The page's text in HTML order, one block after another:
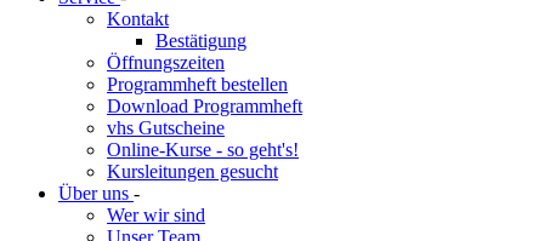
Kontakt
Bestätigung
Öffnungszeiten
Programmheft bestellen
Download Programmheft
vhs Gutscheine
Online-Kurse - so geht's!
Kursleitungen gesucht
Über uns -
Wer wir sind
Unser Team